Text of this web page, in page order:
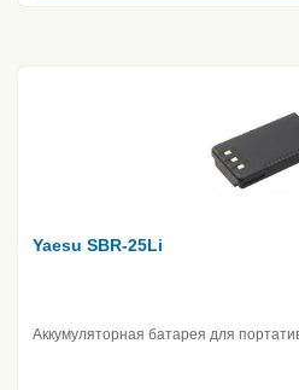
Yaesu SBR-25Li
Аккумуляторная батарея для